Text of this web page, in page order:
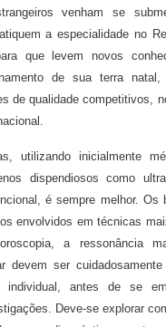
venham se
a especialidade no
que levem novos
de sua terra natal,
de qualidade competitivos,
utilizando inicialmente
dispendiosos como
é sempre melhor. Os
envolvidos em técnicas
a ressonância
devem ser cuidadosamente
antes de se
Deve-se explorar